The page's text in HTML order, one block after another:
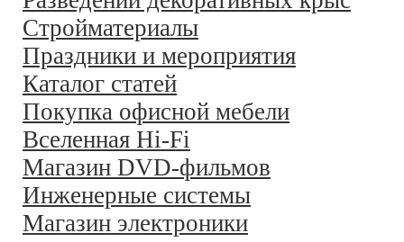
Стройматериалы
Праздники и мероприятия
Каталог статей
Покупка офисной мебели
Вселенная Hi-Fi
Магазин DVD-фильмов
Инженерные системы
Магазин электроники